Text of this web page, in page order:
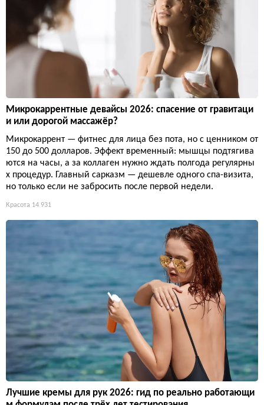
Микрокаррентные девайсы 2026: спасение от гравитаци
и или дорогой массажёр?
Микрокаррент — фитнес для лица без пота, но с ценником от
150 до 500 долларов. Эффект временный: мышцы подтягива
ются на часы, а за коллаген нужно ждать полгода регулярны
х процедур. Главный сарказм — дешевле одного спа-визита,
но только если не забросить после первой недели.
Красота 14 931
Лучшие кремы для рук 2026: гид по реально работающи